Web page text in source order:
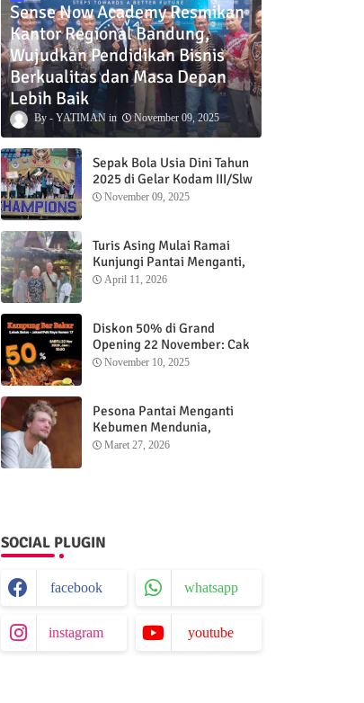
Sense Now Academy Resmikan
Kantor Regional Bandung,
Wujudkan Pendidikan Bisnis
Berkualitas dan Masa Depan
Lebih Baik
YATIMAN November 09, 2025
Sepak Bola Usia Dini Tahun
2025 di Gelar Kodam III/Slw
November 09, 2025
Turis Asing Mulai Ramai
Kunjungi Pantai Menganti,
Nikmati Sunrise dan Sunset
April 11, 2026
Diskon 50% di Grand
Opening 22 November: Cak
Ofi Hadirkan Balungan Bakar
November 10, 2025
Pesona Pantai Menganti
Kebumen Mendunia,
Wisatawan Mancanegara
Maret 27, 2026
SOCIAL PLUGIN
facebook whatsapp
instagram youtube